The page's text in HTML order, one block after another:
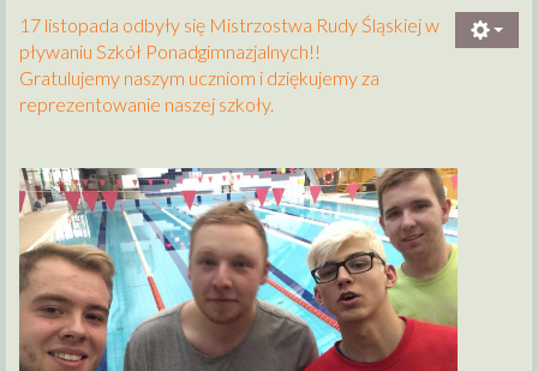
17 listopada odbyły się Mistrzostwa Rudy Śląskiej w
pływaniu Szkół Ponadgimnazjalnych!!
Gratulujemy naszym uczniom i dziękujemy za
reprezentowanie naszej szkoły.